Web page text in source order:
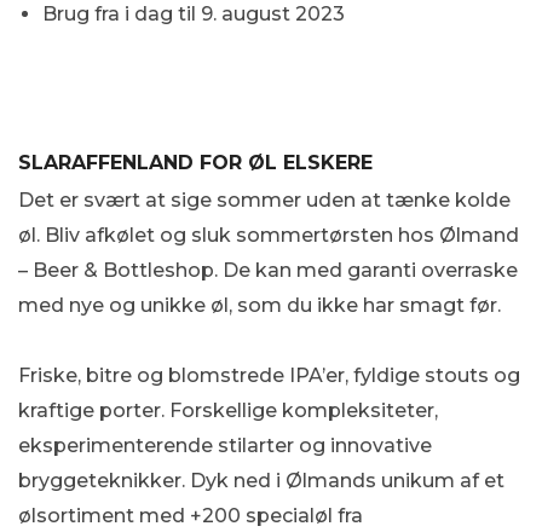
Brug fra i dag til 9. august 2023
SLARAFFENLAND FOR ØL ELSKERE
Det er svært at sige sommer uden at tænke kolde
øl. Bliv afkølet og sluk sommertørsten hos Ølmand
– Beer & Bottleshop. De kan med garanti overraske
med nye og unikke øl, som du ikke har smagt før.
Friske, bitre og blomstrede IPA’er, fyldige stouts og
kraftige porter. Forskellige kompleksiteter,
eksperimenterende stilarter og innovative
bryggeteknikker. Dyk ned i Ølmands unikum af et
ølsortiment med +200 specialøl fra